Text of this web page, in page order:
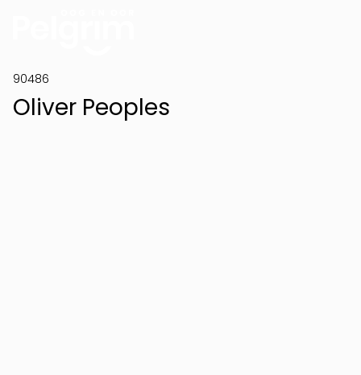
90486
Oliver Peoples